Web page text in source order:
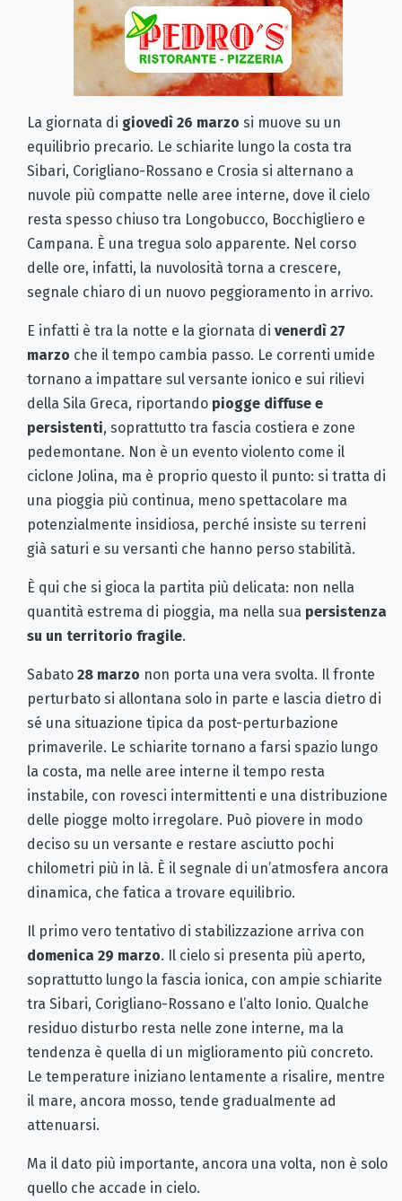
La giornata di giovedì 26 marzo si muove su un
equilibrio precario. Le schiarite lungo la costa tra
Sibari, Corigliano-Rossano e Crosia si alternano a
nuvole più compatte nelle aree interne, dove il cielo
resta spesso chiuso tra Longobucco, Bocchigliero e
Campana. È una tregua solo apparente. Nel corso
delle ore, infatti, la nuvolosità torna a crescere,
segnale chiaro di un nuovo peggioramento in arrivo.
E infatti è tra la notte e la giornata di venerdì 27
marzo che il tempo cambia passo. Le correnti umide
tornano a impattare sul versante ionico e sui rilievi
della Sila Greca, riportando piogge diffuse e
persistenti, soprattutto tra fascia costiera e zone
pedemontane. Non è un evento violento come il
ciclone Jolina, ma è proprio questo il punto: si tratta di
una pioggia più continua, meno spettacolare ma
potenzialmente insidiosa, perché insiste su terreni
già saturi e su versanti che hanno perso stabilità.
È qui che si gioca la partita più delicata: non nella
quantità estrema di pioggia, ma nella sua persistenza
su un territorio fragile.
Sabato 28 marzo non porta una vera svolta. Il fronte
perturbato si allontana solo in parte e lascia dietro di
sé una situazione tipica da post-perturbazione
primaverile. Le schiarite tornano a farsi spazio lungo
la costa, ma nelle aree interne il tempo resta
instabile, con rovesci intermittenti e una distribuzione
delle piogge molto irregolare. Può piovere in modo
deciso su un versante e restare asciutto pochi
chilometri più in là. È il segnale di un’atmosfera ancora
dinamica, che fatica a trovare equilibrio.
Il primo vero tentativo di stabilizzazione arriva con
domenica 29 marzo. Il cielo si presenta più aperto,
soprattutto lungo la fascia ionica, con ampie schiarite
tra Sibari, Corigliano-Rossano e l’alto Ionio. Qualche
residuo disturbo resta nelle zone interne, ma la
tendenza è quella di un miglioramento più concreto.
Le temperature iniziano lentamente a risalire, mentre
il mare, ancora mosso, tende gradualmente ad
attenuarsi.
Ma il dato più importante, ancora una volta, non è solo
quello che accade in cielo.